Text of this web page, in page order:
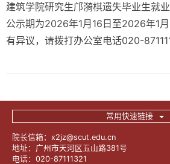
建筑学院研究生邝漪棋遗失毕业生就
公示期为2026年1月16日至2026年1
有异议，请拨打办公室电话020-
常用快速链接
院长信箱：x2jz@scut.edu.cn
地址：广州市天河区五山路381号
电话：020-87111321